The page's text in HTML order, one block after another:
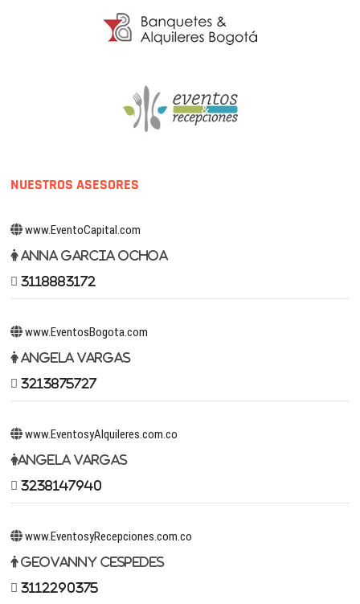
NUESTROS ASESORES
www.EventoCapital.com
Anna Garcia Ochoa
3118883172
www.EventosBogota.com
Angela Vargas
3213875727
www.EventosyAlquileres.com.co
Angela Vargas
3238147940
www.EventosyRecepciones.com.co
Geovanny Cespedes
3112290375